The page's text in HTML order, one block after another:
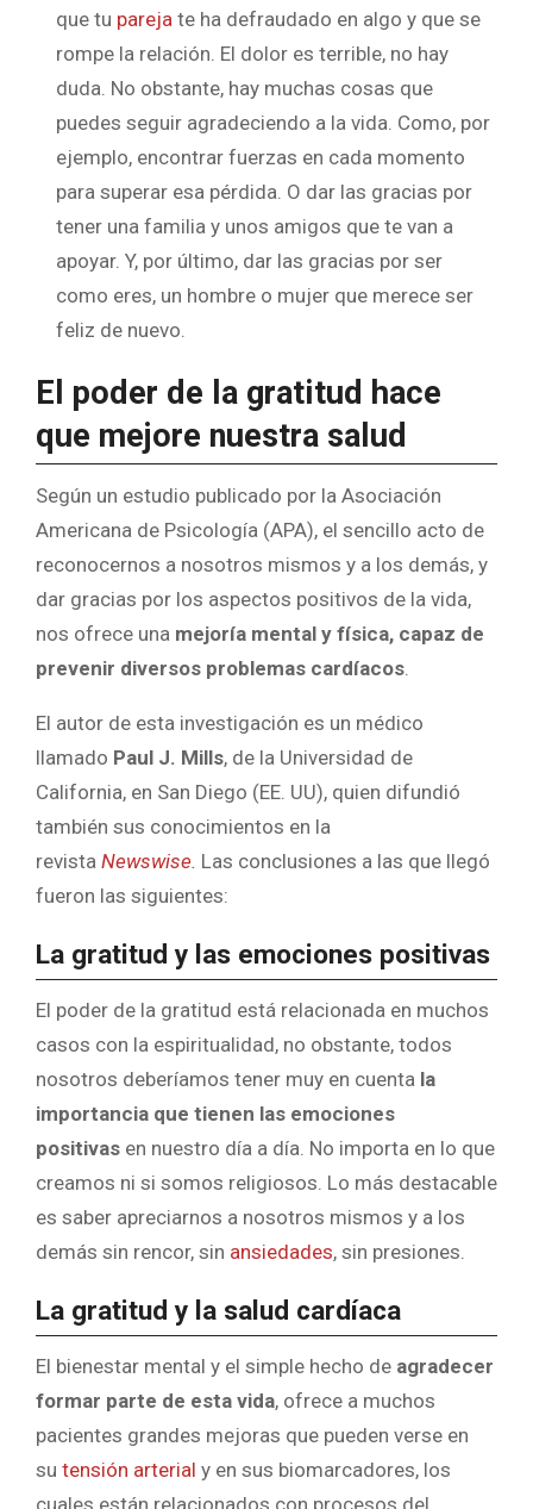
que tu pareja te ha defraudado en algo y que se
rompe la relación. El dolor es terrible, no hay
duda. No obstante, hay muchas cosas que
puedes seguir agradeciendo a la vida. Como, por
ejemplo, encontrar fuerzas en cada momento
para superar esa pérdida. O dar las gracias por
tener una familia y unos amigos que te van a
apoyar. Y, por último, dar las gracias por ser
como eres, un hombre o mujer que merece ser
feliz de nuevo.
El poder de la gratitud hace
que mejore nuestra salud
Según un estudio publicado por la Asociación
Americana de Psicología (APA), el sencillo acto de
reconocernos a nosotros mismos y a los demás, y
dar gracias por los aspectos positivos de la vida,
nos ofrece una mejoría mental y física, capaz de
prevenir diversos problemas cardíacos
El autor de esta investigación es un médico
llamado Paul J. Mills, de la Universidad de
California, en San Diego (EE. UU), quien difundió
también sus conocimientos en la
revista Newswise. Las conclusiones a las que llegó
fueron las siguientes:
La gratitud y las emociones positivas
El poder de la gratitud está relacionada en muchos
casos con la espiritualidad, no obstante, todos
nosotros deberíamos tener muy en cuenta la
importancia que tienen las emociones
positivas en nuestro día a día. No importa en lo que
creamos ni si somos religiosos. Lo más destacable
es saber apreciarnos a nosotros mismos y a los
demás sin rencor, sin ansiedades, sin presiones.
La gratitud y la salud cardíaca
El bienestar mental y el simple hecho de agradecer
formar parte de esta vida, ofrece a muchos
pacientes grandes mejoras que pueden verse en
su tensión arterial y en sus biomarcadores, los